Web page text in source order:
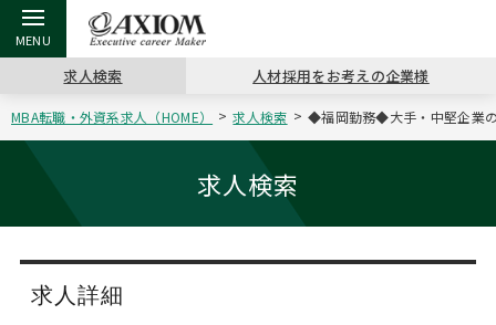
戻る
アクシアムの特長
戻る
コンサ
サービス案内
戻る
キャリ
コンサルタントの紹介
戻る
キャリア支援 TOP
キャリアデザイン講座
（最新求人市場動向）
戻る
MBAの
ステージ別アドバイス
戻る
日本か
戻る
転職ツール TOP
英文レジュメの書き方
戻る
パワー
職務経歴書の書き方
戻る
転職コラム TOP
“展”職相談室
転職市場の明日をよめ
戻る
イベント・セミナー TOP
ジョブフェア
キャリアデザインセミナー
戻る
会社概要 TOP
沿革
主なクライアント
求人検索 人材採用をお考えの企業様
MBA転職・外資系求人（HOME） 求人検索 ◆福岡勤務◆大手・中堅企業
求人検索
求人詳細